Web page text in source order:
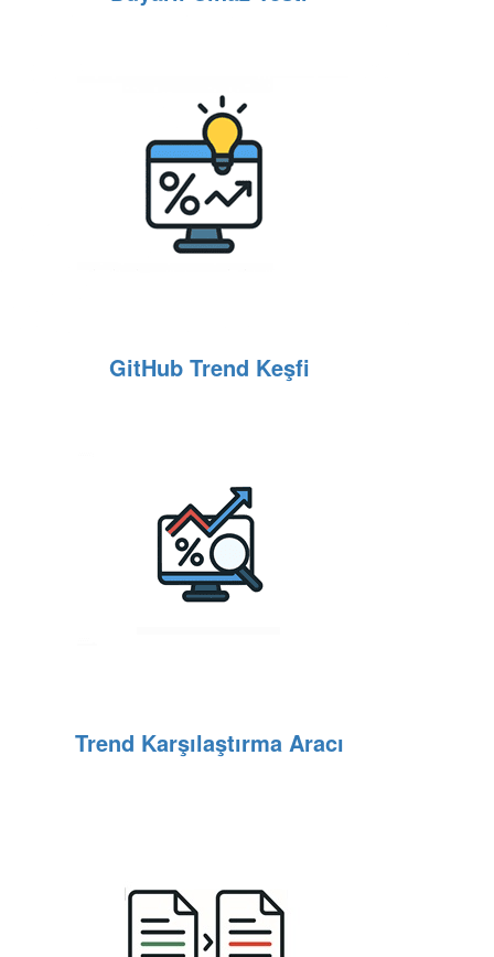
GitHub Trend Keşfi
Trend Karşılaştırma Aracı